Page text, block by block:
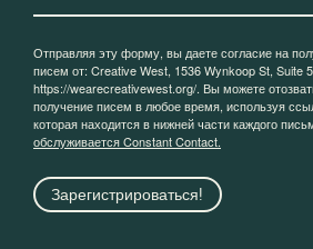
Отправляя эту форму, вы даете согласие на
писем от: Creative West, 1536 Wynkoop St, Suite
https://wearecreativewest.org/. Вы можете
получение писем в любое время, используя
которая находится в нижней части каждого
обслуживается Constant Contact.
Зарегистрироваться!